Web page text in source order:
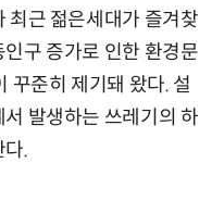
최근 젊은세대가 즐겨찾
구 증가로 인한 환경문
꾸준히 제기돼 왔다. 설
발생하는 쓰레기의 하
다.